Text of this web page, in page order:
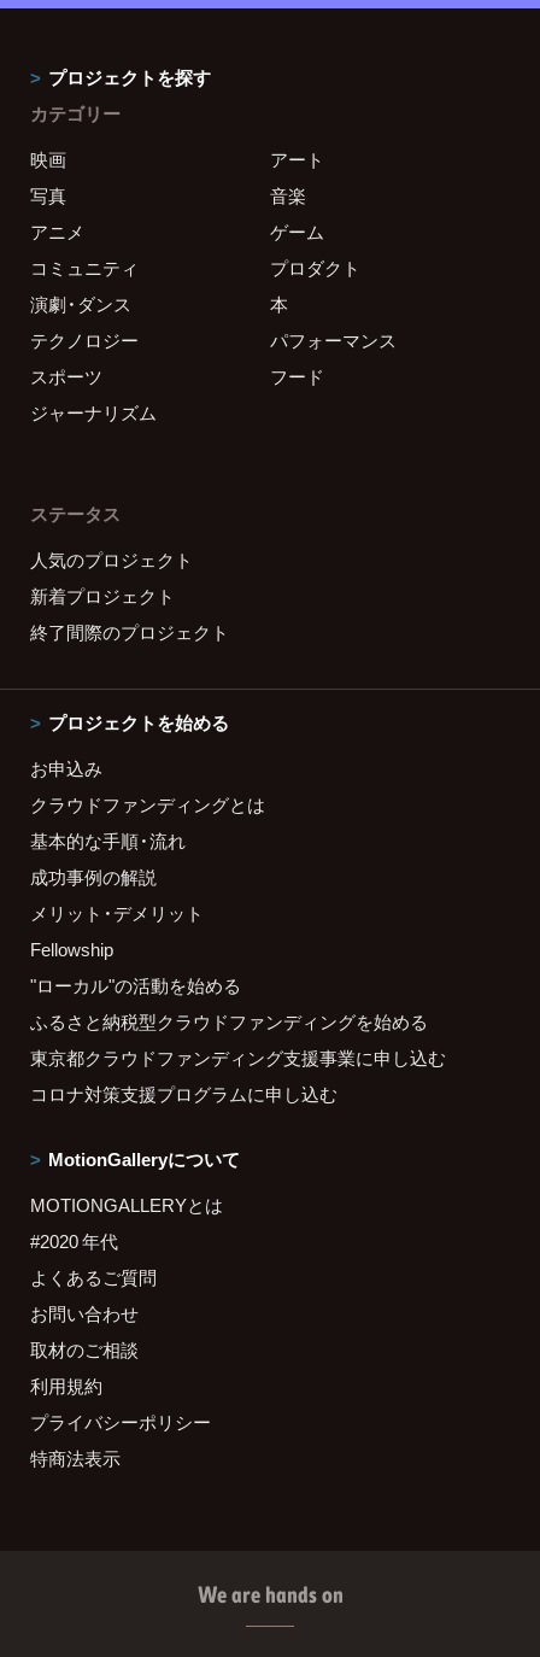
プロジェクトを探す
カテゴリー
映画
アート
写真
音楽
アニメ
ゲーム
コミュニティ
プロダクト
演劇・ダンス
本
テクノロジー
パフォーマンス
スポーツ
フード
ジャーナリズム
ステータス
人気のプロジェクト
新着プロジェクト
終了間際のプロジェクト
プロジェクトを始める
お申込み
クラウドファンディングとは
基本的な手順・流れ
成功事例の解説
メリット・デメリット
Fellowship
"ローカル"の活動を始める
ふるさと納税型クラウドファンディングを始める
東京都クラウドファンディング支援事業に申し込む
コロナ対策支援プログラムに申し込む
MotionGalleryについて
MOTIONGALLERYとは
#2020 年代
よくあるご質問
お問い合わせ
取材のご相談
利用規約
プライバシーポリシー
特商法表示
We are hands on